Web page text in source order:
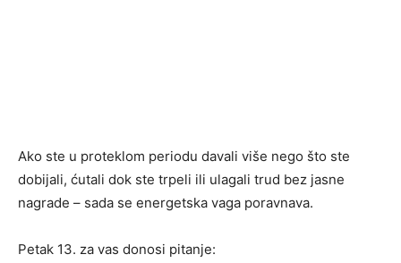
Ako ste u proteklom periodu davali više nego što ste
dobijali, ćutali dok ste trpeli ili ulagali trud bez jasne
nagrade – sada se energetska vaga poravnava.
Petak 13. za vas donosi pitanje: